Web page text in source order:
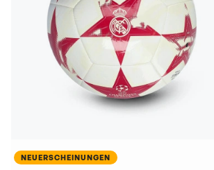
NEUERSCHEINUNGEN